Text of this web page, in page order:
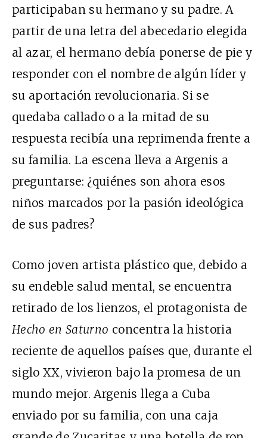
participaban su hermano y su padre. A
partir de una letra del abecedario elegida
al azar, el hermano debía ponerse de pie y
responder con el nombre de algún líder y
su aportación revolucionaria. Si se
quedaba callado o a la mitad de su
respuesta recibía una reprimenda frente a
su familia. La escena lleva a Argenis a
preguntarse: ¿quiénes son ahora esos
niños marcados por la pasión ideológica
de sus padres?
Como joven artista plástico que, debido a
su endeble salud mental, se encuentra
retirado de los lienzos, el protagonista de
Hecho en Saturno concentra la historia
reciente de aquellos países que, durante el
sigloXX, vivieron bajo la promesa de un
mundo mejor. Argenis llega a Cuba
enviado por su familia, con una caja